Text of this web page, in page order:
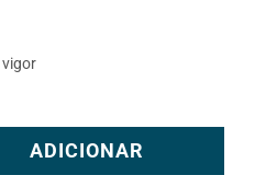
vigor
ADICIONAR